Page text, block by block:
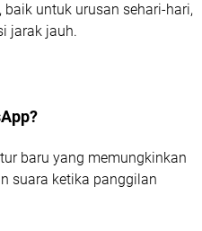
untuk urusan sehari-hari,
jarak jauh.
baru yang memungkinkan
suara ketika panggilan